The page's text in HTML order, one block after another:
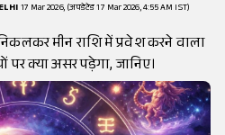
17 Mar 2026, (अपडेटेड 17 Mar 2026, 4:55 AM IST)
मीन राशि में प्रवेश करने वाला
पर क्या असर पड़ेगा, जानिए।